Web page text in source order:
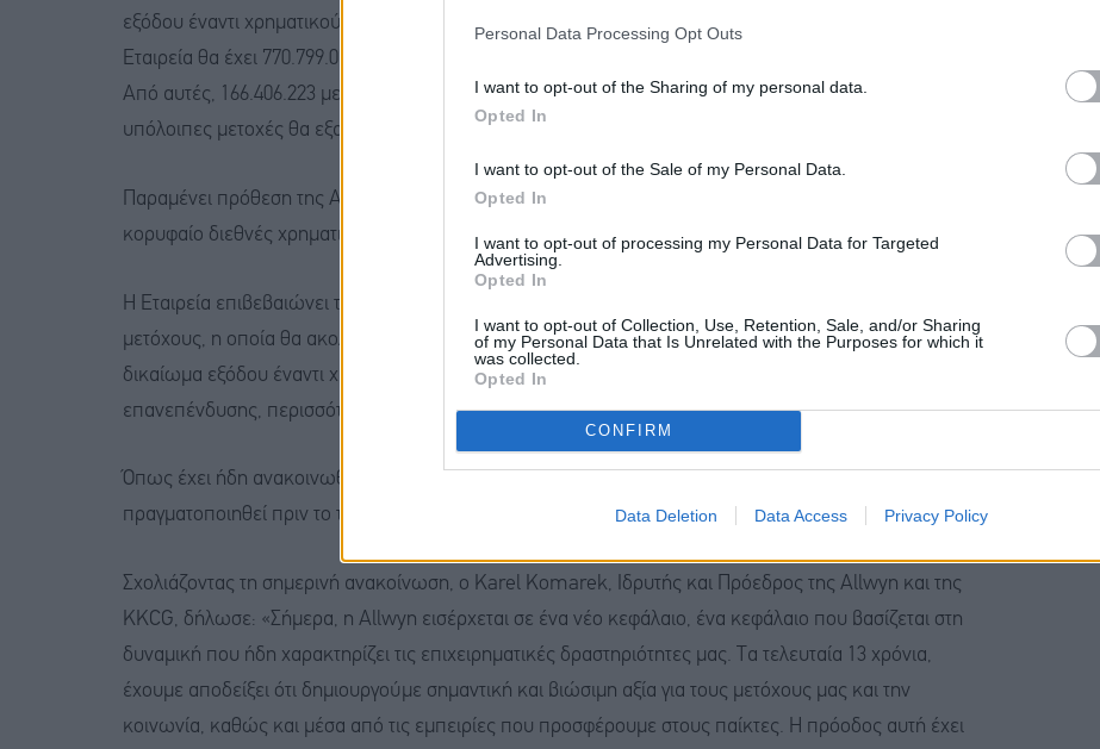
Personal Data Processing Opt Outs
I want to opt-out of the Sharing of my personal data.
Opted In
I want to opt-out of the Sale of my Personal Data.
Opted In
I want to opt-out of processing my Personal Data for Targeted
Advertising.
Opted In
I want to opt-out of Collection, Use, Retention, Sale, and/or Sharing
of my Personal Data that Is Unrelated with the Purposes for which it
was collected.
Opted In
CONFIRM
Data Deletion Data Access Privacy Policy
εξόδου έναντι χρηματικού ανταλλάγματος, γεγονός που αναμένεται να λάβει χώρα τον Απρίλιο, η
Εταιρεία θα έχει 770.799.070 εκδοθείσες μετοχές σε κυκλοφορία, εξαιρουμένων των ιδίων μετοχών.
Από αυτές, 166.406.223 μετοχές θα συνιστούν την ελεύθερη διασπορά (ποσοστό 22%), ενώ οι
υπόλοιπες μετοχές θα εξακολουθούν να ελέγχονται έμμεσα από την επενδυτική εταιρεία KKCG.
Παραμένει πρόθεση της Allwyn, τονίζεται, να επιδιώξει την πρόσθετη εισαγωγή της και σε άλλο
κορυφαίο διεθνές χρηματιστήριο, όπως αυτό του Λονδίνου ή της Νέας Υόρκης.
Η Εταιρεία επιβεβαιώνει την πρόθεσή της να προχωρήσει στη διανομή ποσού €0,80 ανά μετοχή στους
μετόχους, η οποία θα ακολουθήσει την ολοκλήρωση της αγοράς των μετοχών που σχετίζονται με το
δικαίωμα εξόδου έναντι χρηματικού ανταλλάγματος. Στο πλαίσιο αυτό, θα είναι διαθέσιμο πρόγραμμα
επανεπένδυσης, περισσότερες λεπτομέρειες για το οποίο θα δημοσιευθούν εν ευθέτω χρόνω.
Όπως έχει ήδη ανακοινωθεί, η Εταιρεία αναμένει ότι η μεταφορά της έδρας της στην Ελβετία θα
πραγματοποιηθεί πριν το τέλος του δεύτερου τριμήνου του 2026.
Σχολιάζοντας τη σημερινή ανακοίνωση, ο Karel Komarek, Ιδρυτής και Πρόεδρος της Allwyn και της
KKCG, δήλωσε: «Σήμερα, η Allwyn εισέρχεται σε ένα νέο κεφάλαιο, ένα κεφάλαιο που βασίζεται στη
δυναμική που ήδη χαρακτηρίζει τις επιχειρηματικές δραστηριότητες μας. Τα τελευταία 13 χρόνια,
έχουμε αποδείξει ότι δημιουργούμε σημαντική και βιώσιμη αξία για τους μετόχους μας και την
κοινωνία, καθώς και μέσα από τις εμπειρίες που προσφέρουμε στους παίκτες. Η πρόοδος αυτή έχει